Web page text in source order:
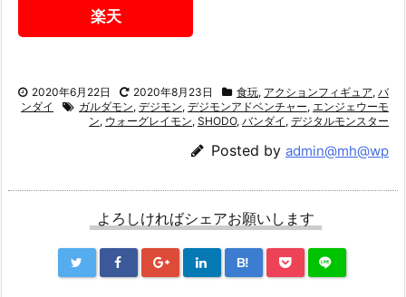
楽天
2020年6月22日 2020年8月23日 食玩, アクションフィギュア, バ
ンダイ
ガルダモン, デジモン, デジモンアドベンチャー, エンジェウーモ
ン, ウォーグレイモン, SHODO, バンダイ , デジタルモンスター
Posted by admin@mh@wp
よろしければシェアお願いします
B!